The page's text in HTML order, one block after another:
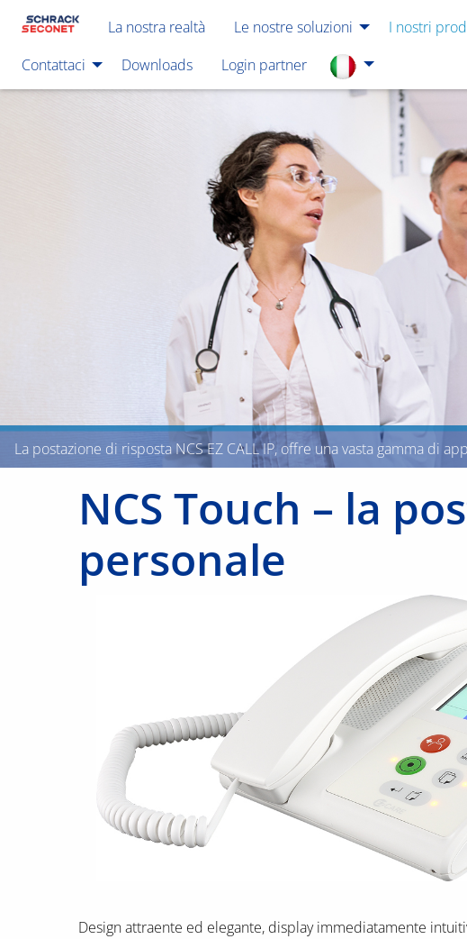
La nostra realtà Le nostre soluzioni I nostri
Contattaci
Downloads Login partner
La postazione di risposta NCS EZ CALL IP, offre una vasta gamma di
NCS Touch – la
personale
Design attraente ed elegante, display immediatamente